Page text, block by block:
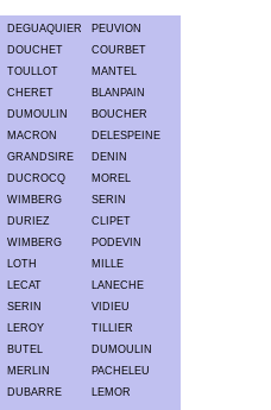
DEGUAQUIER
PEUVION
DOUCHET
COURBET
TOULLOT
MANTEL
CHERET
BLANPAIN
DUMOULIN
BOUCHER
MACRON
DELESPEINE
GRANDSIRE
DENIN
DUCROCQ
MOREL
WIMBERG
SERIN
DURIEZ
CLIPET
WIMBERG
PODEVIN
LOTH
MILLE
LECAT
LANECHE
SERIN
VIDIEU
LEROY
TILLIER
BUTEL
DUMOULIN
MERLIN
PACHELEU
DUBARRE LEMOR